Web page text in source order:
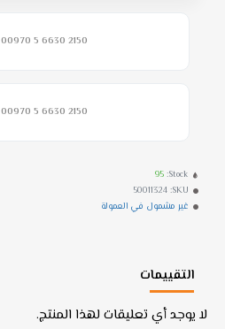
Stock:
95
SKU:
50011324
غير مشمول في العمولة
00970 5 6630 2150
00970 5 6630 2150
التقييمات
لا يوجد أي تعليقات لهذا المنتج.